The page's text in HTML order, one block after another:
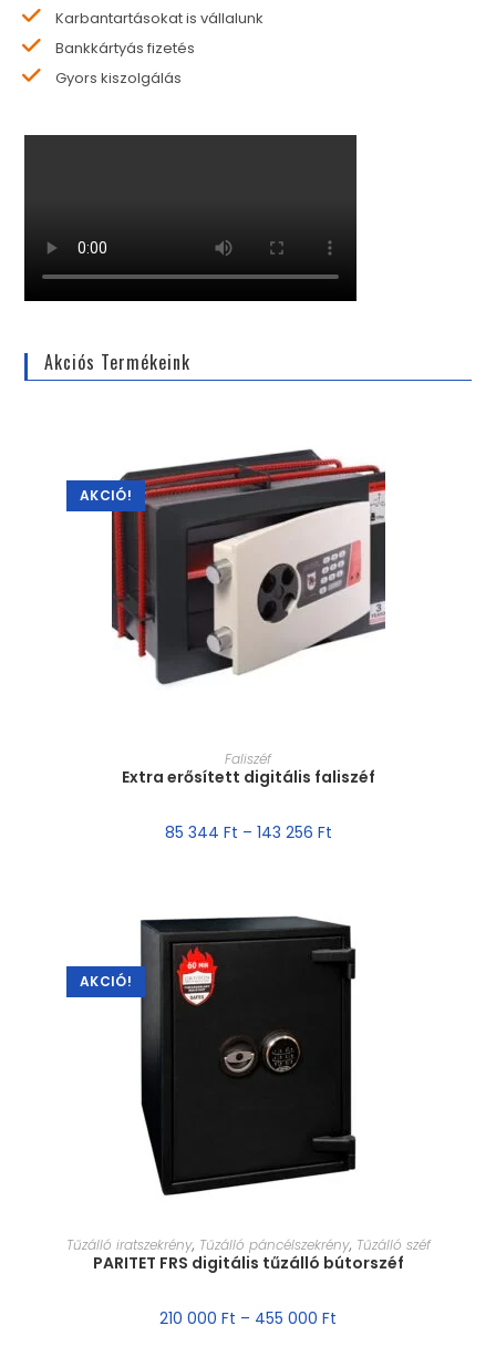
Karbantartásokat is vállalunk
Bankkártyás fizetés
Gyors kiszolgálás
Akciós Termékeink
AKCIÓ!
MÉRET VÁLASZTÁSA
Faliszéf
Extra erősített digitális faliszéf
85 344 Ft – 143 256 Ft
AKCIÓ!
MÉRET VÁLASZTÁSA
Tűzálló iratszekrény, Tűzálló páncélszekrény, Tűzálló széf
PARITET FRS digitális tűzálló bútorszéf
210 000 Ft – 455 000 Ft